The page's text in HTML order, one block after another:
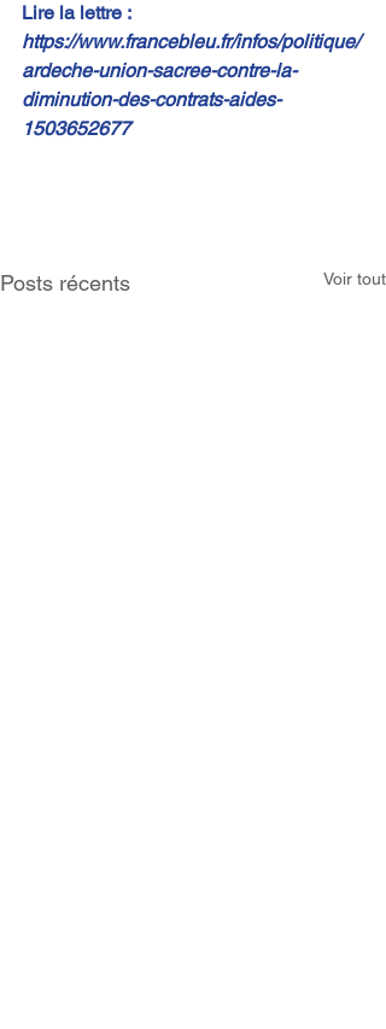
Lire la lettre :
https://www.francebleu.fr/infos/politique/
ardeche-union-sacree-contre-la-
diminution-des-contrats-aides-
1503652677
Posts récents Voir tout